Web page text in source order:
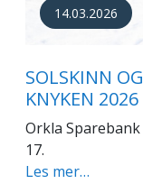
14.03.2026
SOLSKINN
KNYKEN 2026
Orkla
17.
Les mer…